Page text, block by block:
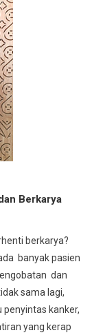
Berkarya
berkarya?
banyak pasien
dan
sama lagi,
penyintas kanker,
yang kerap